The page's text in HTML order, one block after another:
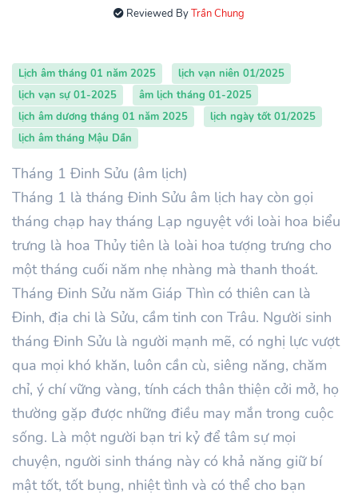
Reviewed ByTrần Chung
Lịch âm tháng 01 năm 2025
lịch vạn niên 01/2025
lịch vạn sự 01-2025
âm lịch tháng 01-2025
lịch âm dương tháng 01 năm 2025
lịch ngày tốt 01/2025
lịch âm tháng Mậu Dần
Tháng 1 Đinh Sửu (âm lịch)
Tháng 1 là tháng Đinh Sửu âm lịch hay còn gọi
tháng chạp hay tháng Lạp nguyệt với loài hoa biểu
trưng là hoa Thủy tiên là loài hoa tượng trưng cho
một tháng cuối năm nhẹ nhàng mà thanh thoát.
Tháng Đinh Sửu năm Giáp Thìn có thiên can là
Đinh, địa chi là Sửu, cầm tinh con Trâu. Người sinh
tháng Đinh Sửu là người mạnh mẽ, có nghị lực vượt
qua mọi khó khăn, luôn cần cù, siêng năng, chăm
chỉ, ý chí vững vàng, tính cách thân thiện cởi mở, họ
thường gặp được những điều may mắn trong cuộc
sống. Là một người bạn tri kỷ để tâm sự mọi
chuyện, người sinh tháng này có khả năng giữ bí
mật tốt, tốt bụng, nhiệt tình và có thể cho bạn